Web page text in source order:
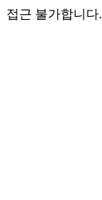
접근 불가합니다.